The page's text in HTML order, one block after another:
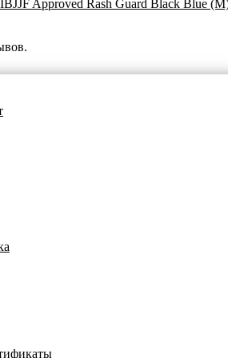
Approved Rash Guard Black Blue